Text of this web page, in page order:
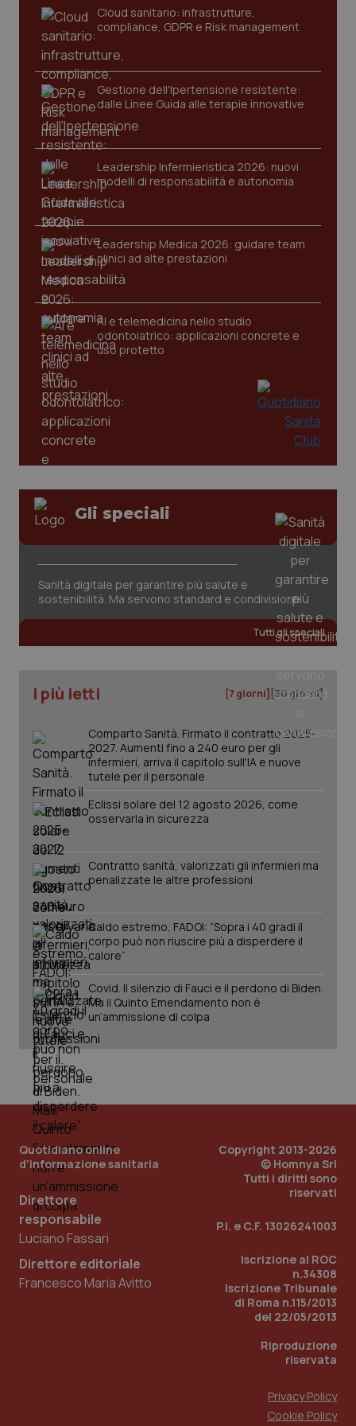
Cloud sanitario: infrastrutture,
compliance, GDPR e Risk management
Gestione dell'Ipertensione resistente:
dalle Linee Guida alle terapie innovative
Leadership Infermieristica 2026: nuovi
modelli di responsabilità e autonomia
Leadership Medica 2026: guidare team
clinici ad alte prestazioni
AI e telemedicina nello studio
odontoiatrico: applicazioni concrete e
uso protetto
Gli speciali
Sanità digitale per garantire più salute e
sostenibilità. Ma servono standard e condivisione
Tutti gli speciali
I più letti [7 giorni] [30 giorni]
Comparto Sanità. Firmato il contratto 2025-
2027. Aumenti fino a 240 euro per gli
infermieri, arriva il capitolo sull'IA e nuove
tutele per il personale
Eclissi solare del 12 agosto 2026, come
osservarla in sicurezza
Contratto sanità, valorizzati gli infermieri ma
penalizzate le altre professioni
Caldo estremo, FADOI: “Sopra i 40 gradi il
corpo può non riuscire più a disperdere il
calore”
Covid. Il silenzio di Fauci e il perdono di Biden.
Ma il Quinto Emendamento non è
un’ammissione di colpa
Quotidiano online
d'informazione sanitaria
Direttore
responsabile
Luciano Fassari
Direttore editoriale
Francesco Maria Avitto
Copyright 2013-2026
© Homnya Srl
Tutti i diritti sono
riservati
P.I. e C.F. 13026241003
Iscrizione al ROC
n.34308
Iscrizione Tribunale
di Roma n.115/2013
del 22/05/2013
Riproduzione
riservata
Privacy Policy
Cookie Policy
navigazione sulle pagine e l'accesso alle aree
protette del sito. Il sito web non è in grado di
funzionare correttamente senza questi cookie.
Nome
VISITOR_PRIVACY_METADATA
YouTube
.youtube.com
CookieScriptConsent
CookieScript
www.quotidianosanita.it
www.quotidianosanita.it
.quotidianosanita.it
PHPSESSID
.quotidianosanita.it
1